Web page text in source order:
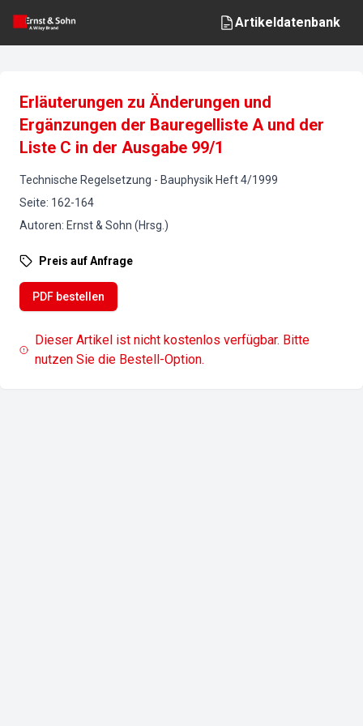
Artikeldatenbank
Erläuterungen zu Änderungen und
Ergänzungen der Bauregelliste A und der
Liste C in der Ausgabe 99/1
Technische Regelsetzung - Bauphysik Heft4/1999
Seite: 162-164
Autoren: Ernst & Sohn (Hrsg.)
Preis auf Anfrage
PDF bestellen
Dieser Artikel ist nicht kostenlos verfügbar. Bitte
nutzen Sie die Bestell-Option.